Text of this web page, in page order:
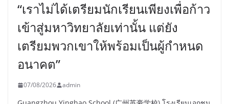
“เราไม่ได้เตรียมนักเรียนเพียงเพื่อก้าว
เข้าสู่มหาวิทยาลัยเท่านั้น แต่ยัง
เตรียมพวกเขาให้พร้อมเป็นผู้กำหนด
อนาคต”
07/08/2026 admin